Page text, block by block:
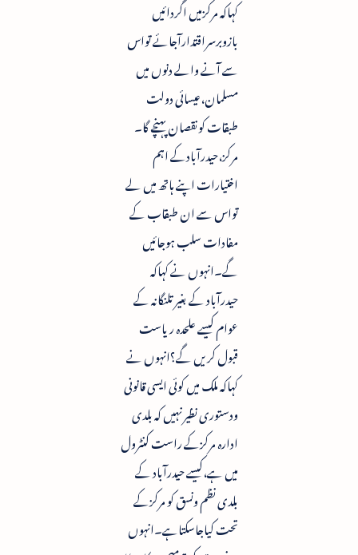
کہاکہ مرکزمیں اگردائیں
بازوبرسراقتدارآجائے تواس
سے آنے والے دنوں میں
مسلمان،عیسائی دولت
طبقات کونقصان پہنچے گا۔
مرکز،حیدرآبادکے اہم
اختیارات اپنے ہاتھ میں لے
تواس سے ان طبقاب کے
مفادات سلب ہوجائیں
گے۔انہوں نے کہاکہ
حیدرآباد کے بغیرتلنگانہ کے
عوام کیسے علحدہ ریاست
قبول کریں گے؟انہوں نے
کہاکہ ملک میں کوئی ایسی قانونی
ودستوری نظیرنہیں کہ بلدی
ادارہ مرکزکے راست کنٹرول
میں ہے،کیسے حیدرآباد کے
بلدی نظم ونسق کو مرکزکے
تحت کیاجاسکتاہے۔انہوں